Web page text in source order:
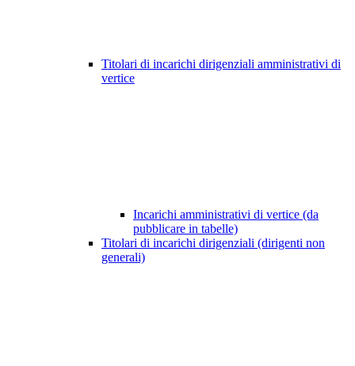
Titolari di incarichi dirigenziali amministrativi di
vertice
Incarichi amministrativi di vertice (da
pubblicare in tabelle)
Titolari di incarichi dirigenziali (dirigenti non
generali)